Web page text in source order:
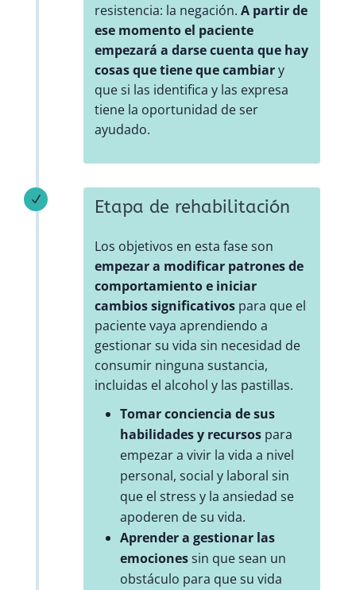
resistencia: la negación. A partir de
ese momento el paciente
empezará a darse cuenta que hay
cosas que tiene que cambiary
que si las identifica y las expresa
tiene la oportunidad de ser
ayudado.
N Etapa de rehabilitación
Los objetivos en esta fase son
empezar a modificar patrones de
comportamiento e iniciar
cambios significativospara que el
paciente vaya aprendiendo a
gestionar su vida sin necesidad de
consumir ninguna sustancia,
incluidas el alcohol y las pastillas.
Tomar conciencia de sus
habilidades y recursospara
empezar a vivir la vida a nivel
personal, social y laboral sin
que el stress y la ansiedad se
apoderen de su vida.
Aprender a gestionar las
emocionessin que sean un
obstáculo para que su vida